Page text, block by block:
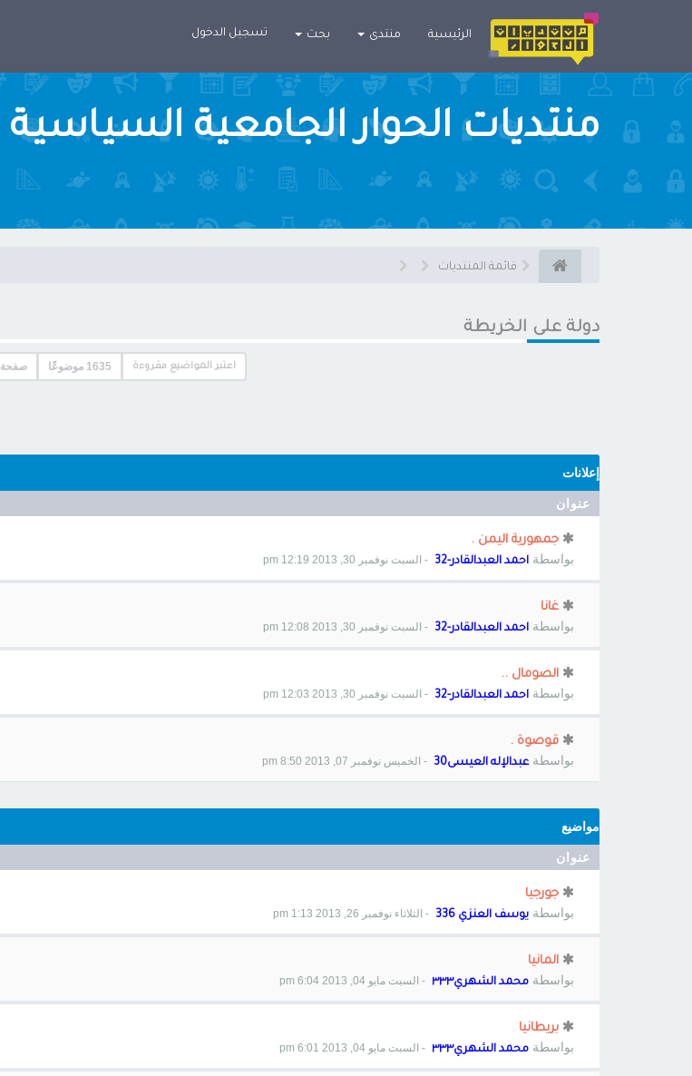
الرئيسية منتدى بحث تسجيل الدخول
منتديات الحوار الجامعية السياسية
قائمة المنتديات
دولة على الخريطة
اعتبر المواضيع مقروءة 1635 موضوعًا صفحة
إعلانات
عنوان
جمهورية اليمن .
بواسطة احمد العبدالقادر-32 - السبت نوفمبر 30, 2013 12:19 pm
غانا
بواسطة احمد العبدالقادر-32 - السبت نوفمبر 30, 2013 12:08 pm
الصومال ..
بواسطة احمد العبدالقادر-32 - السبت نوفمبر 30, 2013 12:03 pm
قوصوة .
بواسطةعبدالإله العيسى30 - الخميس نوفمبر 07, 2013 8:50 pm
مواضيع
عنوان
جورجيا
بواسطة يوسف العنزي 336 - الثلاثاء نوفمبر 26, 2013 1:13 pm
المانيا
بواسطة محمد الشهري٣٣٣ - السبت مايو 04, 2013 6:04 pm
بريطانيا
بواسطة محمد الشهري٣٣٣ - السبت مايو 04, 2013 6:01 pm